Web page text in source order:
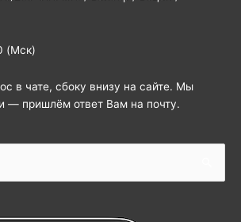
(Мск)
в чате, сбоку внизу на сайте. Мы
— пришлём ответ Вам на почту.